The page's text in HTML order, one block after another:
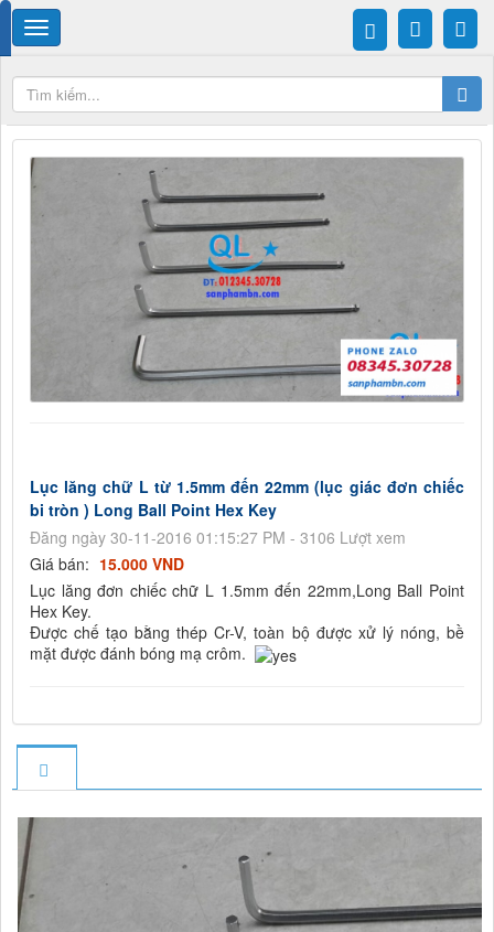
Lục lăng chữ L từ 1.5mm đến 22mm (lục giác đơn chiếc
bi tròn ) Long Ball Point Hex Key
Đăng ngày 30-11-2016 01:15:27 PM - 3106 Lượt xem
Giá bán: 15.000 VND
Lục lăng đơn chiếc chữ L 1.5mm đến 22mm,Long Ball Point
Hex Key.
Được chế tạo bằng thép Cr-V, toàn bộ được xử lý nóng, bề
mặt được đánh bóng mạ crôm.